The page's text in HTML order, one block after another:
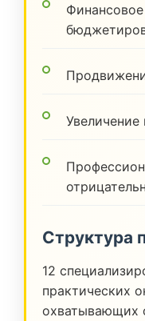
Увеличение
Структура
12
практических
охватывающих